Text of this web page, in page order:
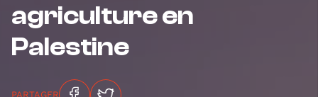
agriculture en
Palestine
PARTAGER